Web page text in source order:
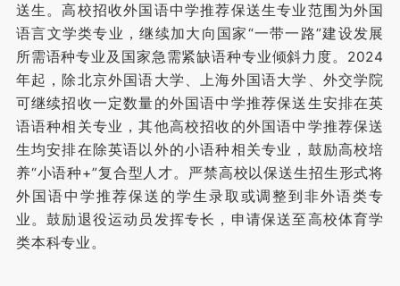
送生。高校招收外国语中学推荐保送生专业范围为外国
语言文学类专业，继续加大向国家“一带一路”建设发展
所需语种专业及国家急需紧缺语种专业倾斜力度。2024
年起，除北京外国语大学、上海外国语大学、外交学院
可继续招收一定数量的外国语中学推荐保送生安排在英
语语种相关专业，其他高校招收的外国语中学推荐保送
生均安排在除英语以外的小语种相关专业，鼓励高校培
养“小语种+”复合型人才。严禁高校以保送生招生形式将
外国语中学推荐保送的学生录取或调整到非外语类专
业。鼓励退役运动员发挥专长，申请保送至高校体育学
类本科专业。